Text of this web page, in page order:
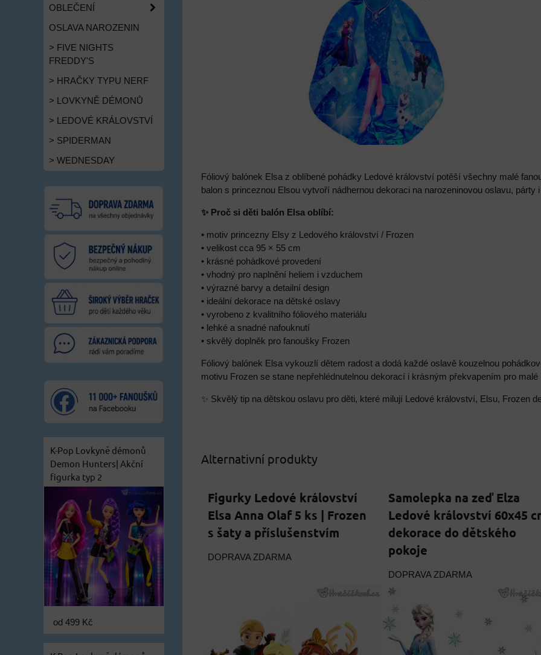
Fóliový balónek Elsa z oblíbené pohádky Ledové království potěší všechny malé
balon s princeznou Elsou vytvoří nádhernou dekoraci na narozeninovou oslavu, párty
✨ Proč si děti balón Elsa oblíbí:
• motiv princezny Elsy z Ledového království / Frozen
• velikost cca 95 × 55 cm
• krásné pohádkové provedení
• vhodný pro naplnění heliem i vzduchem
• výrazné barvy a detailní design
• ideální dekorace na dětské oslavy
• vyrobeno z kvalitního fóliového materiálu
• lehké a snadné nafouknutí
• skvělý doplněk pro fanoušky Frozen
Fóliový balónek Elsa vykouzlí dětem radost a dodá každé oslavě kouzelnou
motivu Frozen se stane nepřehlédnutelnou dekorací i krásným překvapením pro malé
✨ Skvělý tip na dětskou oslavu pro děti, které milují Ledové království, Elsu, Frozen
Alternativní produkty
Figurky Ledové království
Elsa Anna Olaf 5 ks | Frozen
s šaty a příslušenstvím
DOPRAVA ZDARMA
Samolepka na zeď Elza
Ledové království 60x45
dekorace do dětského
pokoje
DOPRAVA ZDARMA
OBLEČENÍ
OSLAVA NAROZENIN
> FIVE NIGHTS
FREDDY'S
> HRAČKY TYPU NERF
> LOVKYNĚ DÉMONŮ
> LEDOVÉ KRÁLOVSTVÍ
> SPIDERMAN
> WEDNESDAY
K-Pop Lovkyně démonů
Demon Hunters| Akční
figurka typ 2
od 499 Kč